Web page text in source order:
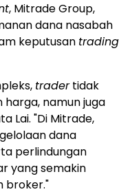
, Mitrade Group,
dana nasabah
keputusan trading
tradertidak
namun juga
Lai. "Di Mitrade,
dana
perlindungan
yang semakin
broker."